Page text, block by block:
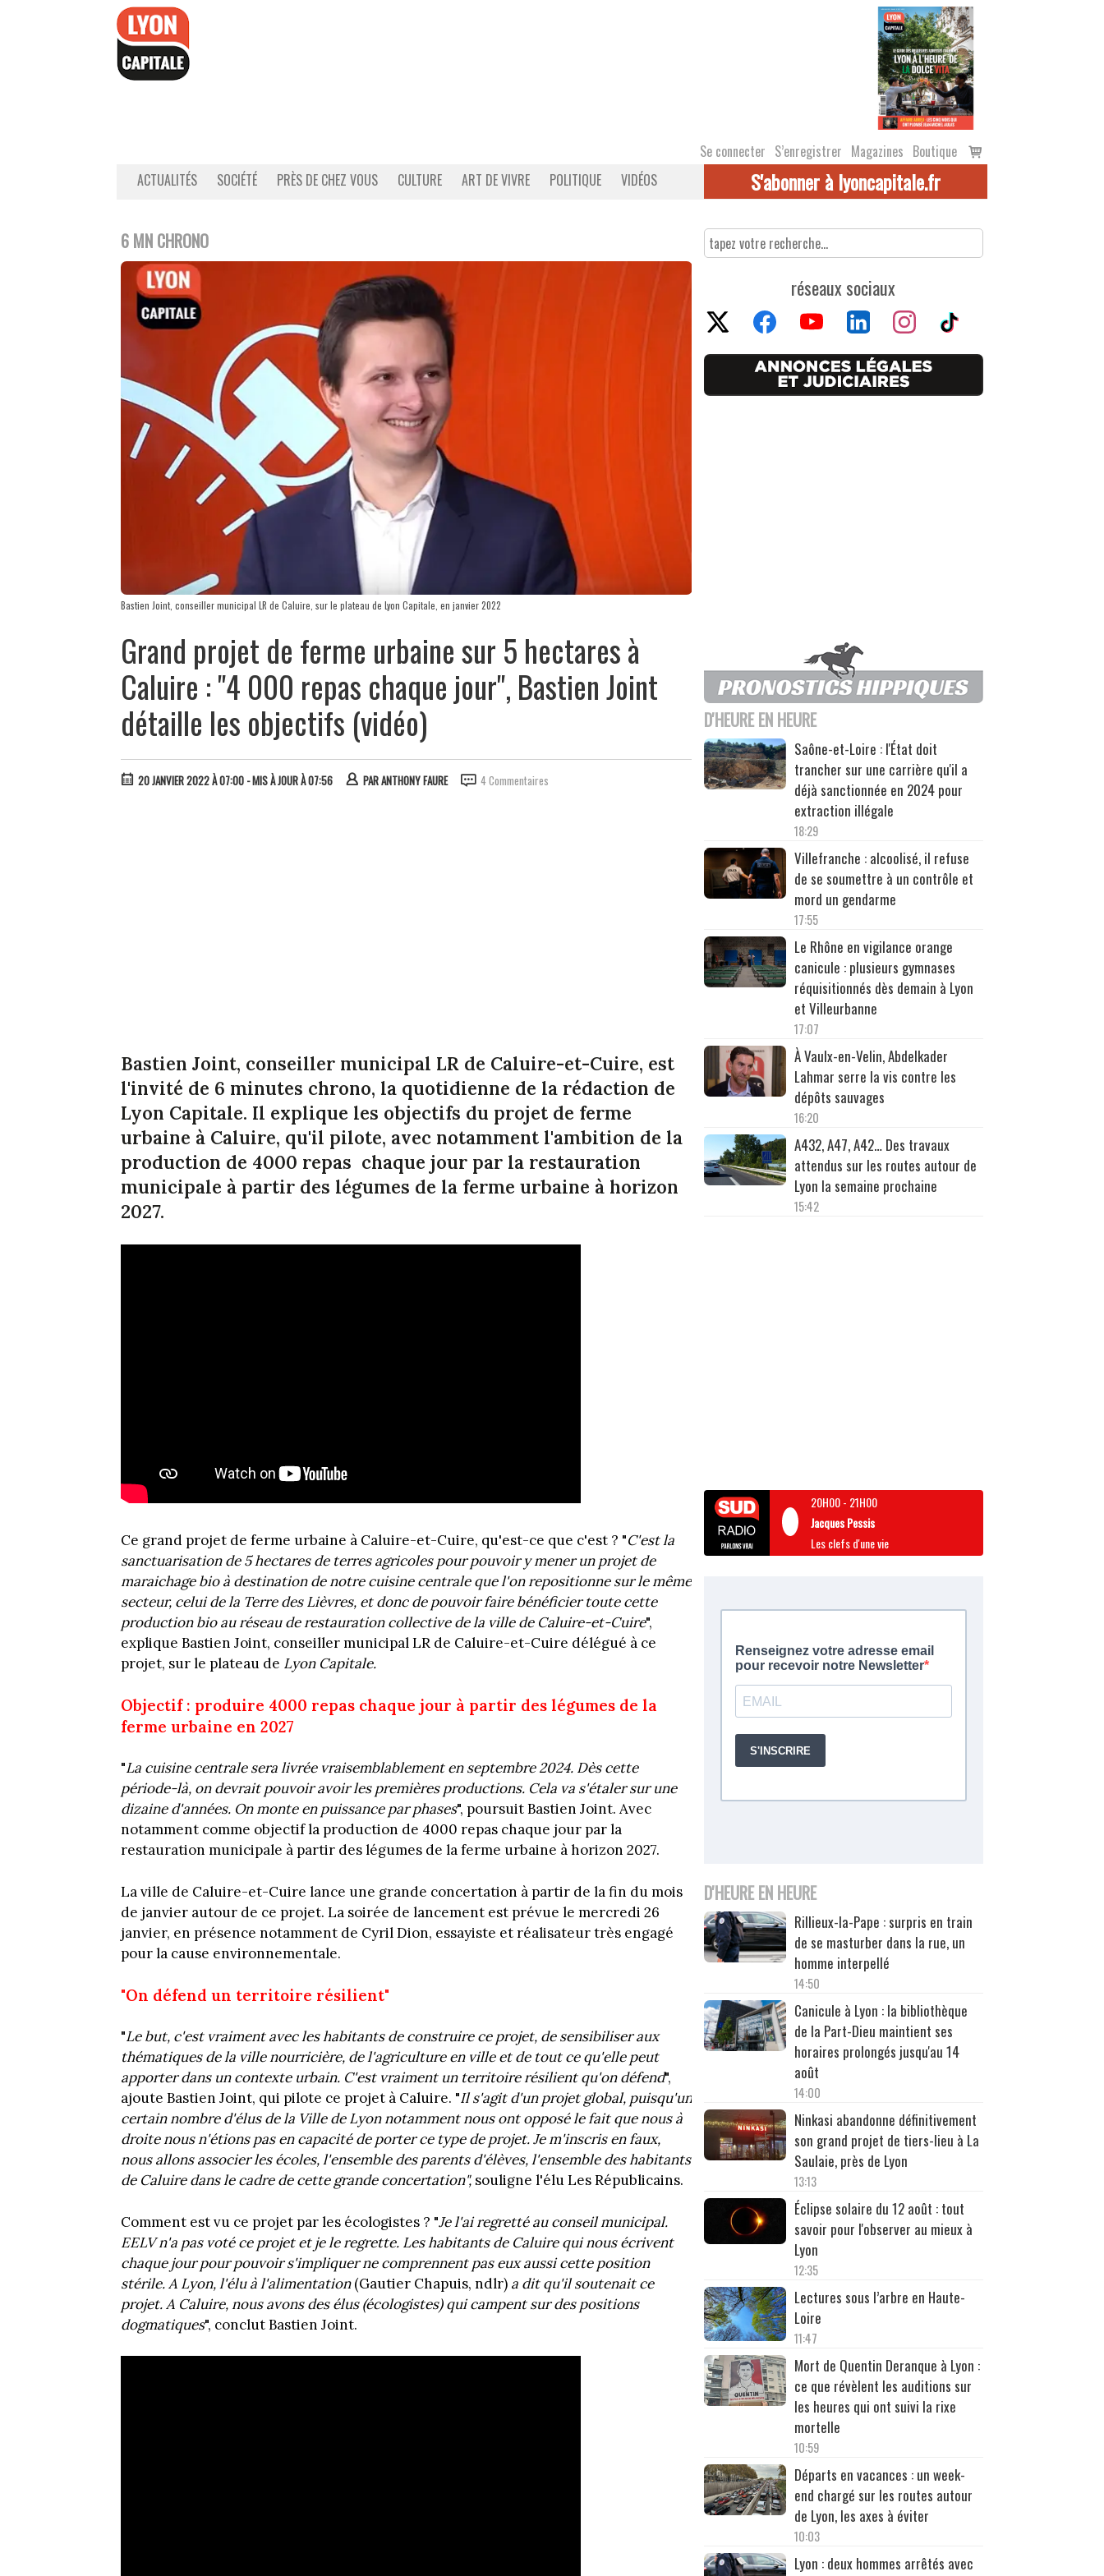
Se connecter S’enregistrer Magazines Boutique
Voir
le
ACTUALITÉS SOCIÉTÉ PRÈS DE CHEZ VOUS CULTURE ART DE VIVRE POLITIQUE VIDÉOS S'abonner à lyoncapitale.fr
6 MN CHRONO
Bastien Joint, conseiller municipal LR de Caluire, sur le plateau de Lyon Capitale, en janvier 2022
Grand projet de ferme urbaine sur 5 hectares à
Caluire : "4 000 repas chaque jour", Bastien Joint
détaille les objectifs (vidéo)
20 JANVIER 2022 À 07:00 - MIS À JOUR À 07:56 PARANTHONY FAURE 4 Commentaires
Bastien Joint, conseiller municipal LR de Caluire-et-Cuire, est
l'invité de 6 minutes chrono, la quotidienne de la rédaction de
Lyon Capitale. Il explique les objectifs du projet de ferme
urbaine à Caluire, qu'il pilote, avec notamment l'ambition de la
production de 4000 repas chaque jour par la restauration
municipale à partir des légumes de la ferme urbaine à horizon
2027.
Ce grand projet de ferme urbaine à Caluire-et-Cuire, qu'est-ce que c'est ? "C'est la
sanctuarisation de 5 hectares de terres agricoles pour pouvoir y mener un projet de
maraichage bio à destination de notre cuisine centrale que l'on repositionne sur le même
secteur, celui de la Terre des Lièvres, et donc de pouvoir faire bénéficier toute cette
production bio au réseau de restauration collective de la ville de Caluire-et-Cuire",
explique Bastien Joint, conseiller municipal LR de Caluire-et-Cuire délégué à ce
projet, sur le plateau de Lyon Capitale.
Objectif : produire 4000 repas chaque jour à partir des légumes de la
ferme urbaine en 2027
"La cuisine centrale sera livrée vraisemblablement en septembre 2024. Dès cette
période-là, on devrait pouvoir avoir les premières productions. Cela va s'étaler sur une
dizaine d'années. On monte en puissance par phases", poursuit Bastien Joint. Avec
notamment comme objectif la production de 4000 repas chaque jour par la
restauration municipale à partir des légumes de la ferme urbaine à horizon 2027.
La ville de Caluire-et-Cuire lance une grande concertation à partir de la fin du mois
de janvier autour de ce projet. La soirée de lancement est prévue le mercredi 26
janvier, en présence notamment de Cyril Dion, essayiste et réalisateur très engagé
pour la cause environnementale.
"On défend un territoire résilient"
"Le but, c'est vraiment avec les habitants de construire ce projet, de sensibiliser aux
thématiques de la ville nourricière, de l'agriculture en ville et de tout ce qu'elle peut
apporter dans un contexte urbain. C'est vraiment un territoire résilient qu'on défend",
ajoute Bastien Joint, qui pilote ce projet à Caluire. "Il s'agit d'un projet global, puisqu'un
certain nombre d'élus de la Ville de Lyon notamment nous ont opposé le fait que nous à
droite nous n'étions pas en capacité de porter ce type de projet. Je m'inscris en faux,
nous allons associer les écoles, l'ensemble des parents d'élèves, l'ensemble des habitants
de Caluire dans le cadre de cette grande concertation", souligne l'élu Les Républicains.
Comment est vu ce projet par les écologistes ? "Je l'ai regretté au conseil municipal.
EELV n'a pas voté ce projet et je le regrette. Les habitants de Caluire qui nous écrivent
chaque jour pour pouvoir s'impliquer ne comprennent pas eux aussi cette position
stérile. A Lyon, l'élu à l'alimentation(Gautier Chapuis, ndlr) a dit qu'il soutenait ce
projet. A Caluire, nous avons des élus (écologistes) qui campent sur des positions
dogmatiques", conclut Bastien Joint.
réseaux sociaux
D'HEURE EN HEURE
Saône-et-Loire : l'État doit
trancher sur une carrière qu'il a
déjà sanctionnée en 2024 pour
extraction illégale
18:29
Villefranche : alcoolisé, il refuse
de se soumettre à un contrôle et
mord un gendarme
17:55
Le Rhône en vigilance orange
canicule : plusieurs gymnases
réquisitionnés dès demain à Lyon
et Villeurbanne
17:07
À Vaulx-en-Velin, Abdelkader
Lahmar serre la vis contre les
dépôts sauvages
16:20
A432, A47, A42… Des travaux
attendus sur les routes autour de
Lyon la semaine prochaine
15:42
20H00- 21H00
Jacques Pessis
Les clefs d'une vie
D'HEURE EN HEURE
Rillieux-la-Pape : surpris en train
de se masturber dans la rue, un
homme interpellé
14:50
Canicule à Lyon : la bibliothèque
de la Part-Dieu maintient ses
horaires prolongés jusqu'au 14
août
14:00
Ninkasi abandonne définitivement
son grand projet de tiers-lieu à La
Saulaie, près de Lyon
13:13
Éclipse solaire du 12 août : tout
savoir pour l'observer au mieux à
Lyon
12:35
Lectures sous l’arbre en Haute-
Loire
11:47
Mort de Quentin Deranque à Lyon :
ce que révèlent les auditions sur
les heures qui ont suivi la rixe
mortelle
10:59
Départs en vacances : un week-
end chargé sur les routes autour
de Lyon, les axes à éviter
10:03
Lyon : deux hommes arrêtés avec